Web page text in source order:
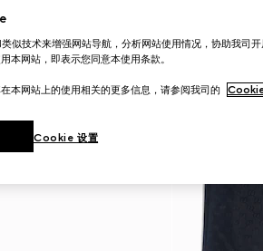
似技术来增强网站导航，分析网站使用情况，协助我司
本网站，即表示您同意本使用条款。
本网站上的使用相关的更多信息，请参阅我司的
Cookie 设置